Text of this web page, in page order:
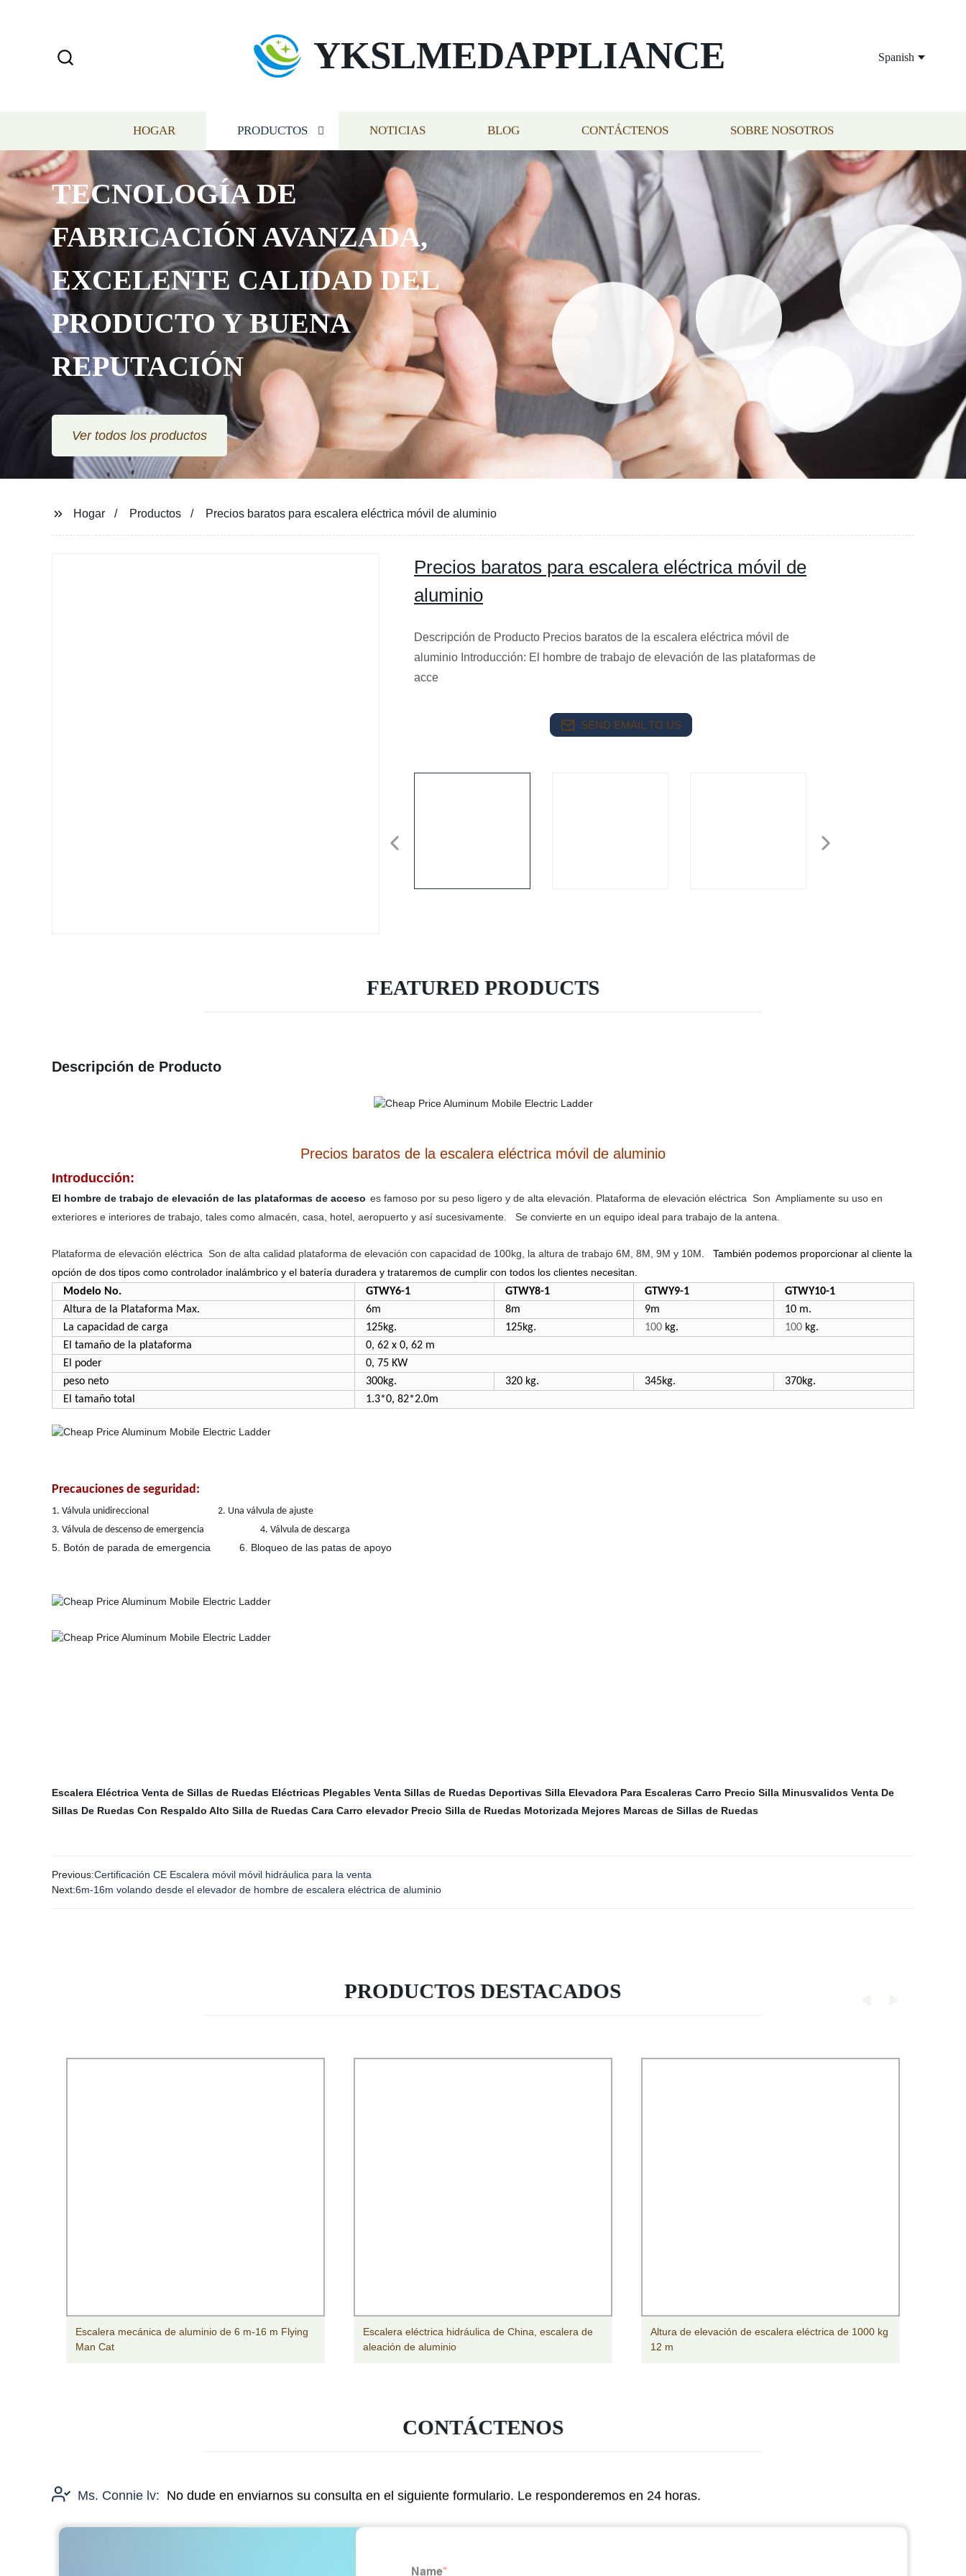
YKSLMEDAPPLIANCE Spanish
HOGAR PRODUCTOS NOTICIAS BLOG CONTÁCTENOS SOBRE NOSOTROS
TECNOLOGÍA DE
FABRICACIÓN AVANZADA,
EXCELENTE CALIDAD DEL
PRODUCTO Y BUENA
REPUTACIÓN
Ver todos los productos
Hogar Productos Precios baratos para escalera eléctrica móvil de aluminio
Precios baratos para escalera eléctrica móvil de
aluminio
Descripción de Producto Precios baratos de la escalera eléctrica móvil de
aluminio Introducción: El hombre de trabajo de elevación de las plataformas de
acce
SEND EMAIL TO US
FEATURED PRODUCTS
Descripción de Producto
Precios baratos de la escalera eléctrica móvil de aluminio
Introducción:
El hombre de trabajo de elevación de las plataformas de acceso es famoso por su peso ligero y de alta elevación. Plataforma de elevación eléctrica Son Ampliamente su uso en
exteriores e interiores de trabajo, tales como almacén, casa, hotel, aeropuerto y así sucesivamente. Se convierte en un equipo ideal para trabajo de la antena.
Plataforma de elevación eléctrica Son de alta calidad plataforma de elevación con capacidad de 100kg, la altura de trabajo 6M, 8M, 9M y 10M. También podemos proporcionar al cliente la
opción de dos tipos como controlador inalámbrico y el batería duradera y trataremos de cumplir con todos los clientes necesitan.
Modelo No.
GTWY6-1 GTWY8-1 GTWY9-1
GTWY10-1
Altura de la Plataforma Max.
6m 8m 9m
10 m.
La capacidad de carga
125kg. 125kg. 100 kg. 100 kg.
El tamaño de la plataforma
0, 62 x 0, 62 m
El poder
0, 75 KW
peso neto
300kg. 320 kg. 345kg.
370kg.
El tamaño total
1.3*0, 82*2.0m
Precauciones de seguridad:
1. Válvula unidireccional 2. Una válvula de ajuste
3. Válvula de descenso de emergencia 4. Válvula de descarga
5. Botón de parada de emergencia 6. Bloqueo de las patas de apoyo
Escalera Eléctrica Venta de Sillas de Ruedas Eléctricas Plegables Venta Sillas de Ruedas Deportivas Silla Elevadora Para Escaleras Carro Precio Silla Minusvalidos Venta De
Sillas De Ruedas Con Respaldo Alto Silla de Ruedas Cara Carro elevador Precio Silla de Ruedas Motorizada Mejores Marcas de Sillas de Ruedas
Previous:Certificación CE Escalera móvil móvil hidráulica para la venta
Next:6m-16m volando desde el elevador de hombre de escalera eléctrica de aluminio
PRODUCTOS DESTACADOS
Escalera mecánica de aluminio de 6 m-16 m Flying
Man Cat
Escalera eléctrica hidráulica de China, escalera de
aleación de aluminio
Altura de elevación de escalera eléctrica de 1000 kg
12 m
CONTÁCTENOS
Ms. Connie lv: No dude en enviarnos su consulta en el siguiente formulario. Le responderemos en 24 horas.